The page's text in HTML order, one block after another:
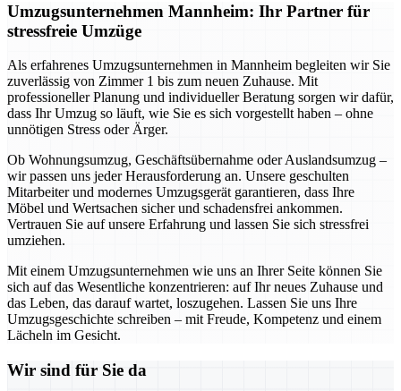
Umzugsunternehmen Mannheim: Ihr Partner für
stressfreie Umzüge
Als erfahrenes Umzugsunternehmen in Mannheim begleiten wir Sie
zuverlässig von Zimmer 1 bis zum neuen Zuhause. Mit
professioneller Planung und individueller Beratung sorgen wir dafür,
dass Ihr Umzug so läuft, wie Sie es sich vorgestellt haben – ohne
unnötigen Stress oder Ärger.
Ob Wohnungsumzug, Geschäftsübernahme oder Auslandsumzug –
wir passen uns jeder Herausforderung an. Unsere geschulten
Mitarbeiter und modernes Umzugsgerät garantieren, dass Ihre
Möbel und Wertsachen sicher und schadensfrei ankommen.
Vertrauen Sie auf unsere Erfahrung und lassen Sie sich stressfrei
umziehen.
Mit einem Umzugsunternehmen wie uns an Ihrer Seite können Sie
sich auf das Wesentliche konzentrieren: auf Ihr neues Zuhause und
das Leben, das darauf wartet, loszugehen. Lassen Sie uns Ihre
Umzugsgeschichte schreiben – mit Freude, Kompetenz und einem
Lächeln im Gesicht.
Wir sind für Sie da